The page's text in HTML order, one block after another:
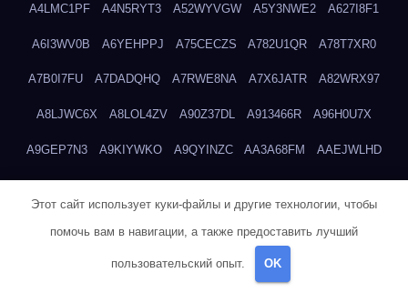
A4LMC1PF A4N5RYT3 A52WYVGW A5Y3NWE2 A627I8F1
A6I3WV0B A6YEHPPJ A75CECZS A782U1QR A78T7XR0
A7B0I7FU A7DADQHQ A7RWE8NA A7X6JATR A82WRX97
A8LJWC6X A8LOL4ZV A90Z37DL A913466R A96H0U7X
A9GEP7N3 A9KIYWKO A9QYINZC AA3A68FM AAEJWLHD
ADMVWTS8 ADOE3V3Y
Этот сайт использует куки-файлы и другие технологии, чтобы
помочь вам в навигации, а также предоставить лучший
пользовательский опыт. OK